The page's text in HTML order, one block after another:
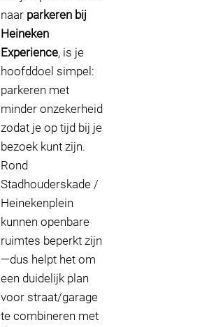
naar parkeren bij
Heineken
Experience, is je
hoofddoel simpel:
parkeren met
minder onzekerheid
zodat je op tijd bij je
bezoek kunt zijn.
Rond
Stadhouderskade /
Heinekenplein
kunnen openbare
ruimtes beperkt zijn
—dus helpt het om
een duidelijk plan
voor straat/garage
te combineren met